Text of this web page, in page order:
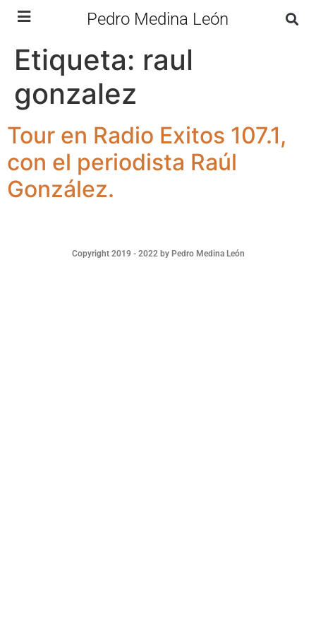
Pedro Medina León
Etiqueta: raul
gonzalez
Tour en Radio Exitos 107.1,
con el periodista Raúl
González.
Copyright 2019 - 2022 by Pedro Medina León